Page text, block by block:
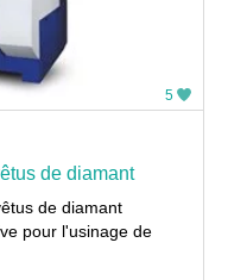
5
de diamant
de diamant
pour l'usinage de